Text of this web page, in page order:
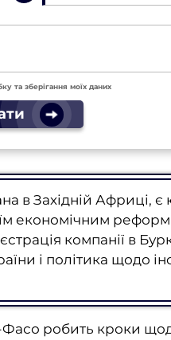
та зберігання моїх даних
в Західній Африці,
економічним
компанії в
і політика щодо
робить кроки